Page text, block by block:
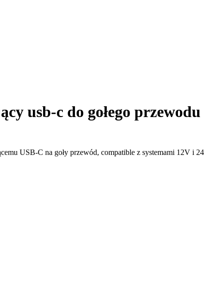
usb-c do gołego przewodu
USB-C na goły przewód, compatible z systemami 12V i